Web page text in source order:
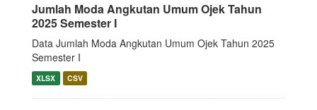
Jumlah Moda Angkutan Umum Ojek Tahun
2025 Semester I
Data Jumlah Moda Angkutan Umum Ojek Tahun 2025
Semester I
XLSX CSV